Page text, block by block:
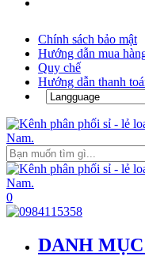
Chính sách bảo mật
Hướng dẫn mua
Quy chế
Hướng dẫn thanh
0
DANH